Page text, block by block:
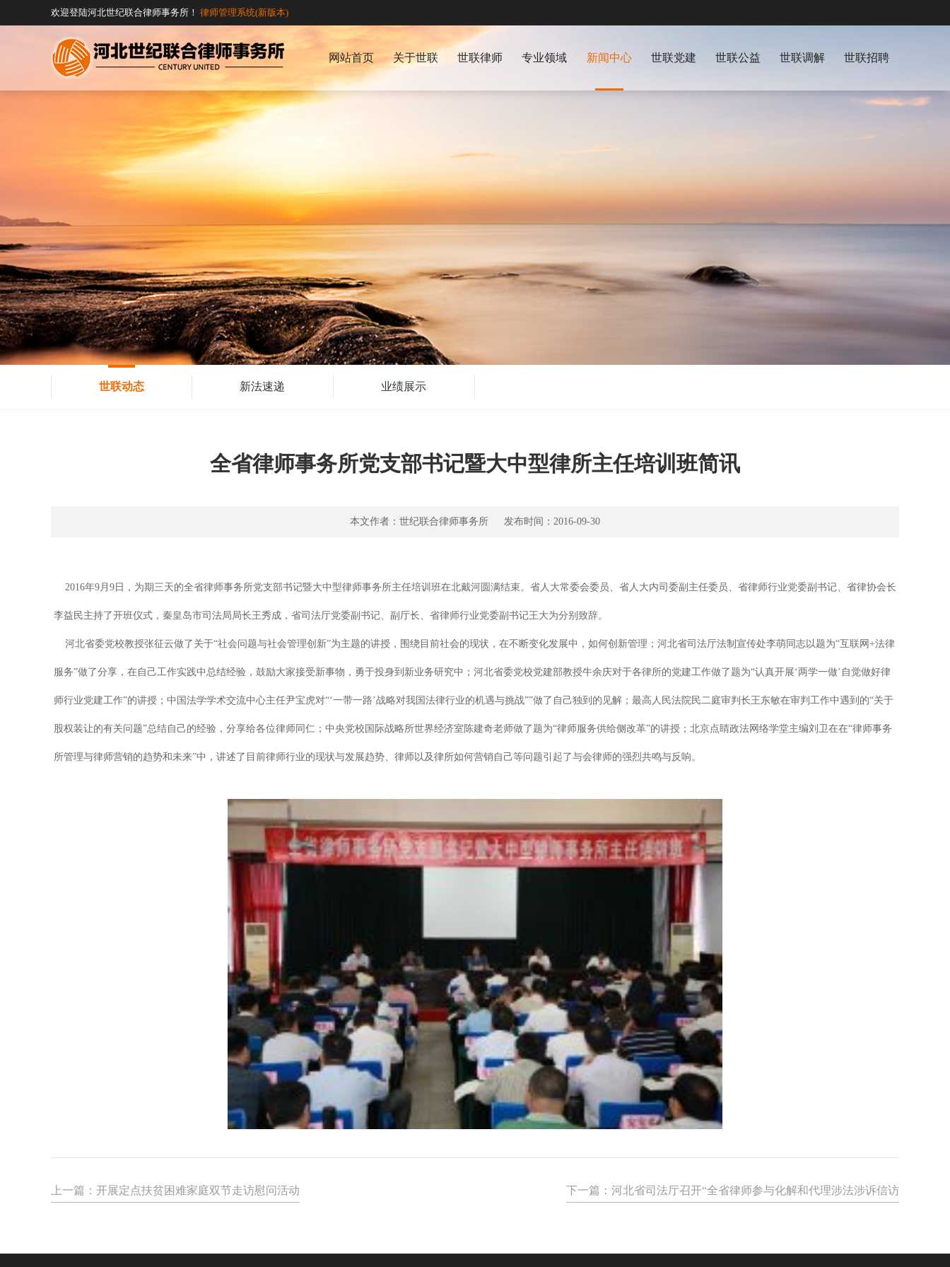
欢迎登陆河北世纪联合律师事务所！ 律师管理系统(新版本)
网站首页 关于世联 世联律师 专业领域 新闻中心 世联党建 世联公益 世联调解 世联招聘
世联动态 新法速递 业绩展示
全省律师事务所党支部书记暨大中型律所主任培训班简讯
本文作者：世纪联合律师事务所 发布时间：2016-09-30
2016年9月9日，为期三天的全省律师事务所党支部书记暨大中型律师事务所主任培训班在北戴河圆满结束。省人大常委会委员、省人大内司委副主任委员、省律师行业党委副书记、省律协会长
李益民主持了开班仪式，秦皇岛市司法局局长王秀成，省司法厅党委副书记、副厅长、省律师行业党委副书记王大为分别致辞。
河北省委党校教授张征云做了关于“社会问题与社会管理创新”为主题的讲授，围绕目前社会的现状，在不断变化发展中，如何创新管理；河北省司法厅法制宣传处李萌同志以题为“互联网+法律
服务”做了分享，在自己工作实践中总结经验，鼓励大家接受新事物，勇于投身到新业务研究中；河北省委党校党建部教授牛余庆对于各律所的党建工作做了题为“认真开展‘两学一做’自觉做好律
师行业党建工作”的讲授；中国法学学术交流中心主任尹宝虎对“‘一带一路’战略对我国法律行业的机遇与挑战””做了自己独到的见解；最高人民法院民二庭审判长王东敏在审判工作中遇到的“关于
股权装让的有关问题”总结自己的经验，分享给各位律师同仁；中央党校国际战略所世界经济室陈建奇老师做了题为“律师服务供给侧改革”的讲授；北京点睛政法网络学堂主编刘卫在在“律师事务
所管理与律师营销的趋势和未来”中，讲述了目前律师行业的现状与发展趋势、律师以及律所如何营销自己等问题引起了与会律师的强烈共鸣与反响。
上一篇： 开展定点扶贫困难家庭双节走访慰问活动 下一篇： 河北省司法厅召开“全省律师参与化解和代理涉法涉诉信访